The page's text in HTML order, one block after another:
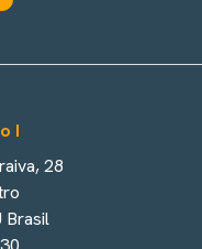
I
28
Brasil